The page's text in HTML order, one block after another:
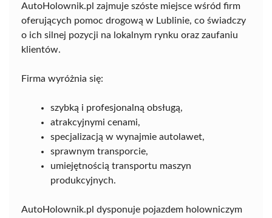
AutoHolownik.pl zajmuje szóste miejsce wśród firm
oferujących pomoc drogową w Lublinie, co świadczy
o ich silnej pozycji na lokalnym rynku oraz zaufaniu
klientów.
Firma wyróżnia się:
szybką i profesjonalną obsługą,
atrakcyjnymi cenami,
specjalizacją w wynajmie autolawet,
sprawnym transporcie,
umiejętnością transportu maszyn
produkcyjnych.
AutoHolownik.pl dysponuje pojazdem holowniczym